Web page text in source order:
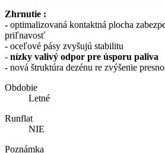
Zhrnutie :
- optimalizovaná kontaktná plocha
priľnavosť
- oceľové pásy zvyšujú stabilitu
- nízky valivý odpor pre úsporu paliva
- nová štruktúra dezénu re zvýšenie
Obdobie
Letné
Runflat
NIE
Poznámka